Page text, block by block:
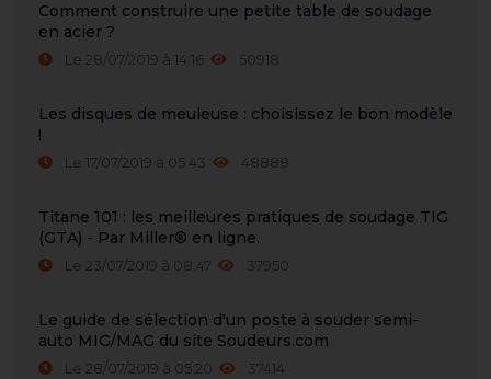
Comment construire une petite table de soudage
en acier ?
Le 28/07/2019 à 14:16 50918
Les disques de meuleuse : choisissez le bon modèle
!
Le 17/07/2019 à 05:43 48888
Titane 101 : les meilleures pratiques de soudage TIG
(GTA) - Par Miller® en ligne.
Le 23/07/2019 à 08:47 37950
Le guide de sélection d'un poste à souder semi-
auto MIG/MAG du site Soudeurs.com
Le 28/07/2019 à 05:20 37414